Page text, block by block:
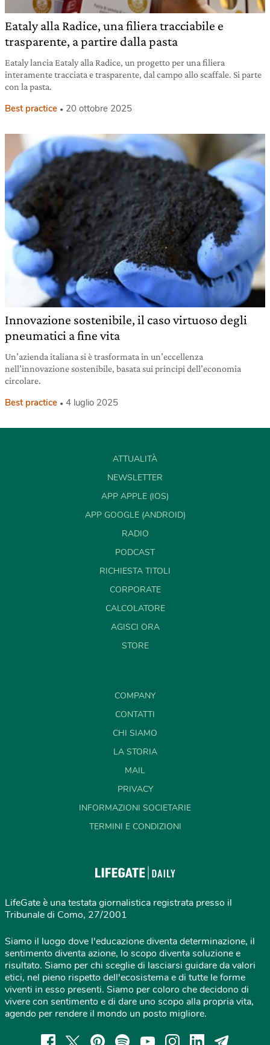
Eataly alla Radice, una filiera tracciabile e
trasparente, a partire dalla pasta
Eataly lancia Eataly alla Radice, un progetto per una filiera
interamente tracciata e trasparente, dal campo allo scaffale. Si parte
con la pasta.
Best practice 20 ottobre 2025
Innovazione sostenibile, il caso virtuoso degli
pneumatici a fine vita
Un’azienda italiana si è trasformata in un’eccellenza
nell’innovazione sostenibile, basata sui principi dell’economia
circolare.
Best practice 4 luglio 2025
ATTUALITÀ
NEWSLETTER
APP APPLE (IOS)
APP GOOGLE (ANDROID)
RADIO
PODCAST
RICHIESTA TITOLI
CORPORATE
CALCOLATORE
AGISCI ORA
STORE
COMPANY
CONTATTI
CHI SIAMO
LA STORIA
MAIL
PRIVACY
INFORMAZIONI SOCIETARIE
TERMINI E CONDIZIONI
LifeGate è una testata giornalistica registrata presso il
Tribunale di Como, 27/2001
Siamo il luogo dove l'educazione diventa determinazione, il
sentimento diventa azione, lo scopo diventa soluzione e
risultato. Siamo per chi sceglie di lasciarsi guidare da valori
etici, nel pieno rispetto dell'ecosistema e di tutte le forme
viventi in esso presenti. Siamo per coloro che decidono di
vivere con sentimento e di dare uno scopo alla propria vita,
agendo per rendere il mondo un posto migliore.